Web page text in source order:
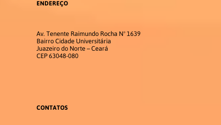
ENDEREÇO
Av. Tenente Raimundo Rocha Nº 1639
Bairro Cidade Universitária
Juazeiro do Norte – Ceará
CEP 63048-080
CONTATOS